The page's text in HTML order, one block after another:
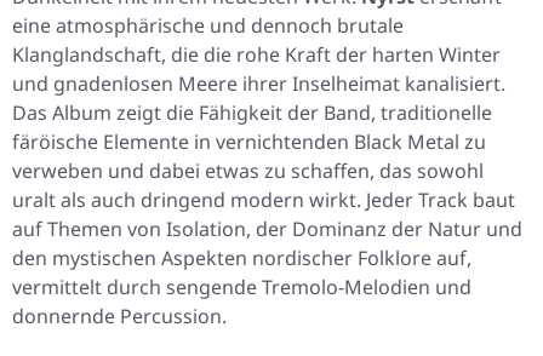
eine atmosphärische und dennoch brutale
Klanglandschaft, die die rohe Kraft der harten Winter
und gnadenlosen Meere ihrer Inselheimat kanalisiert.
Das Album zeigt die Fähigkeit der Band, traditionelle
färöische Elemente in vernichtenden Black Metal zu
verweben und dabei etwas zu schaffen, das sowohl
uralt als auch dringend modern wirkt. Jeder Track baut
auf Themen von Isolation, der Dominanz der Natur und
den mystischen Aspekten nordischer Folklore auf,
vermittelt durch sengende Tremolo-Melodien und
donnernde Percussion.